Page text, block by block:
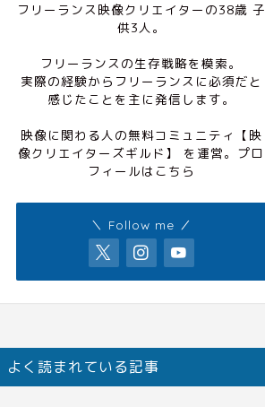
フリーランス映像クリエイターの38歳 子
供3人。
フリーランスの生存戦略を模索。
実際の経験からフリーランスに必須だと
感じたことを主に発信します。
映像に関わる人の無料コミュニティ
【映
像クリエイターズギルド】
を運営。プロ
フィールは こちら
＼ Follow me ／
よく読まれている記事